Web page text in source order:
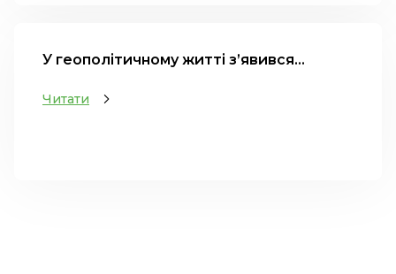
У геополітичному житті з’явився...
Читати